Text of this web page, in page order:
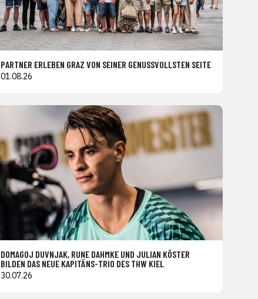
PARTNER ERLEBEN GRAZ VON SEINER GENUSSVOLLSTEN SEITE
01.08.26
DOMAGOJ DUVNJAK, RUNE DAHMKE UND JULIAN KÖSTER
BILDEN DAS NEUE KAPITÄNS-TRIO DES THW KIEL
30.07.26